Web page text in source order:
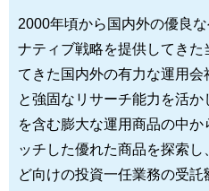
2000年頃から国内外の優良
ナティブ戦略を提供してき
てきた国内外の有力な運用
と強固なリサーチ能力を活
を含む膨大な運用商品の中
ッチした優れた商品を探索
ど向けの投資一任業務の受